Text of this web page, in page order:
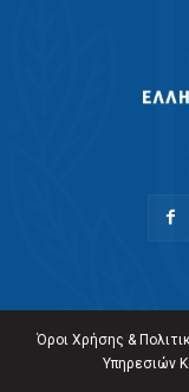
Όροι Χρήσης &
Υπηρεσιών